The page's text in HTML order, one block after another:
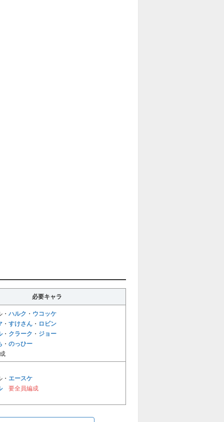
必要キャラ
ハルク ・ ウコッケ
・ すけさん ・ ロビン
・ クラーク ・ ジョー
・ のっひー
エースケ
要全員編成